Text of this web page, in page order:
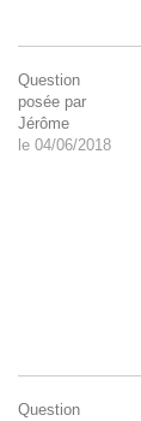
Question
posée par
Jérôme
le 04/06/2018
Question